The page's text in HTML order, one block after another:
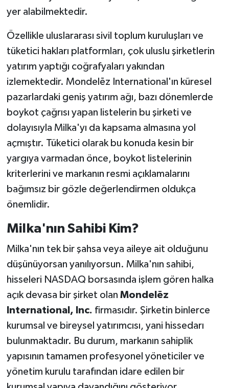
yer alabilmektedir.
Özellikle uluslararası sivil toplum kuruluşları ve
tüketici hakları platformları, çok uluslu şirketlerin
yatırım yaptığı coğrafyaları yakından
izlemektedir. Mondelēz International'ın küresel
pazarlardaki geniş yatırım ağı, bazı dönemlerde
boykot çağrısı yapan listelerin bu şirketi ve
dolayısıyla Milka'yı da kapsama almasına yol
açmıştır. Tüketici olarak bu konuda kesin bir
yargıya varmadan önce, boykot listelerinin
kriterlerini ve markanın resmi açıklamalarını
bağımsız bir gözle değerlendirmen oldukça
önemlidir.
Milka'nın Sahibi Kim?
Milka'nın tek bir şahsa veya aileye ait olduğunu
düşünüyorsan yanılıyorsun. Milka'nın sahibi,
hisseleri NASDAQ borsasında işlem gören halka
açık devasa bir şirket olan Mondelēz
International, Inc. firmasıdır. Şirketin binlerce
kurumsal ve bireysel yatırımcısı, yani hissedarı
bulunmaktadır. Bu durum, markanın sahiplik
yapısının tamamen profesyonel yöneticiler ve
yönetim kurulu tarafından idare edilen bir